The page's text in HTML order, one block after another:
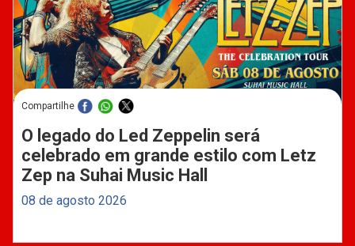
Compartilhe
O legado do Led Zeppelin será
celebrado em grande estilo com Letz
Zep na Suhai Music Hall
08 de agosto 2026